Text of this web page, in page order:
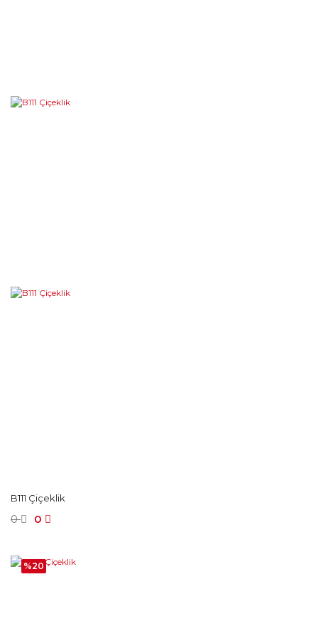
B111 Çiçeklik
0 0
%20